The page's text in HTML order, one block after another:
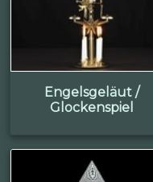
Engelsgeläut /
Glockenspiel